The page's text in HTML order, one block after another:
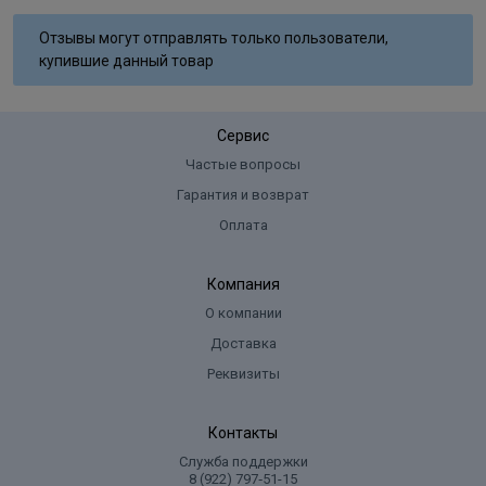
Hydroxide, Sodium Laureth Sulfate, Lanolin Alcohol, Sodium Lauryl
Sulfate, Ammoniumsulfate, Glycol Distearate, Sodium Cocoyl
Chloro-4-Nitrophenol, m-Aminophenol, Tocopherol.
Отзывы могут отправлять только пользователи,
купившие данный товар
Сервис
Частые вопросы
Гарантия и возврат
Оплата
Компания
О компании
Доставка
Реквизиты
Контакты
Служба поддержки
8 (922) 797‑51-15